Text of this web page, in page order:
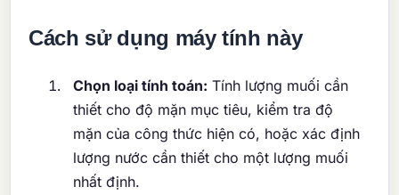
Cách sử dụng máy tính này
Chọn loại tính toán: Tính lượng muối cần
thiết cho độ mặn mục tiêu, kiểm tra độ
mặn của công thức hiện có, hoặc xác định
lượng nước cần thiết cho một lượng muối
nhất định.